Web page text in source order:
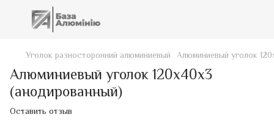
Уголок разносторонний алюминиевый Алюминиевый уголок
Алюминиевый уголок 120х40х3
(анодированный)
Оставить отзыв